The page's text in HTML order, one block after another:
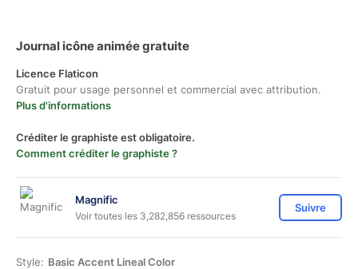
Journal icône animée gratuite
Licence Flaticon
Gratuit pour usage personnel et commercial avec attribution.
Plus d'informations
Créditer le graphiste est obligatoire.
Comment créditer le graphiste ?
Magnific
Voir toutes les 3,282,856 ressources
Suivre
Style: Basic Accent Lineal Color